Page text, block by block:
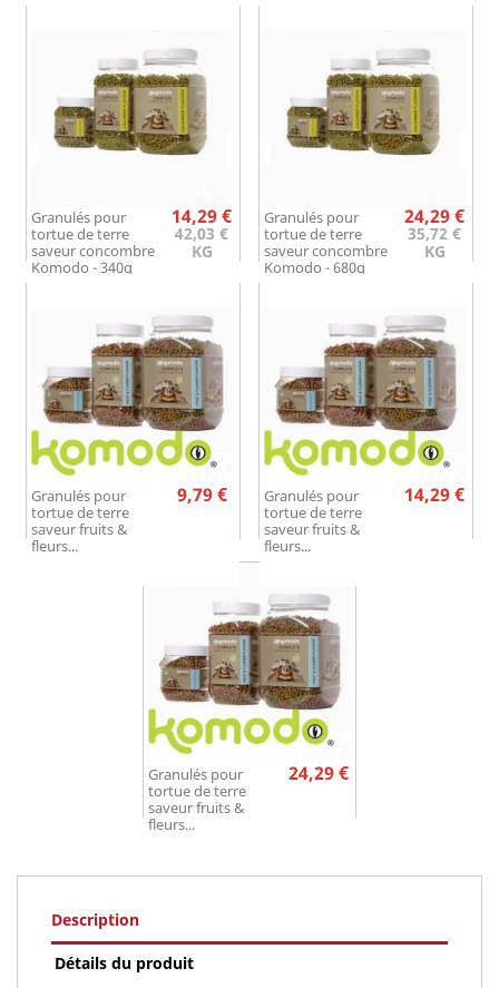
Granulés pour
tortue de terre
saveur concombre
Komodo - 340g
Prix
14,29 €
42,03 €
KG
Granulés pour
tortue de terre
saveur concombre
Komodo - 680g
Prix
24,29 €
35,72 €
KG
Granulés pour
tortue de terre
saveur fruits &
fleurs...
Prix
9,79 €
Granulés pour
tortue de terre
saveur fruits &
fleurs...
Prix
14,29 €
Granulés pour
tortue de terre
saveur fruits &
fleurs...
Prix
24,29 €
Description
Détails du produit